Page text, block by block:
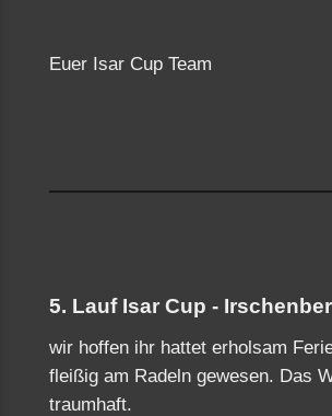
Euer Isar Cup Team
5. Lauf Isar Cup -
wir hoffen ihr hattet erholsam
fleißig am Radeln gewesen. Das
traumhaft.